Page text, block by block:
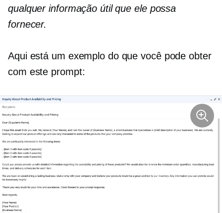
qualquer informação útil que ele possa
fornecer.
Aqui está um exemplo do que você pode obter
com este prompt: